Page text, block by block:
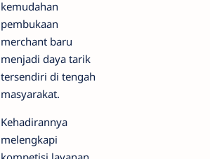
kemudahan
pembukaan
merchant baru
menjadi daya tarik
tersendiri di tengah
masyarakat.
Kehadirannya
melengkapi